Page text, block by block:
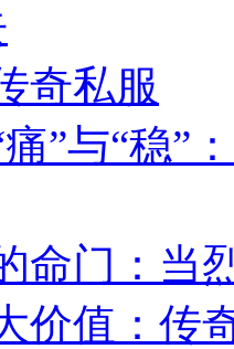
奇私服
”与“稳”
命门：当
价值：传